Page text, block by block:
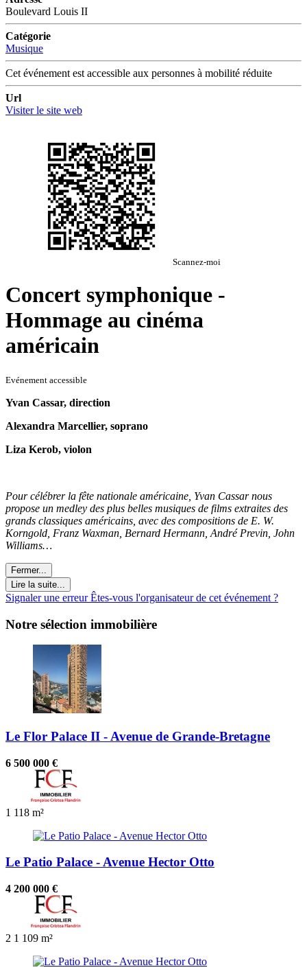
Boulevard Louis II
Catégorie
Musique
Cet événement est accessible aux personnes à mobilité réduite
Url
Visiter le site web
Scannez-moi
Concert symphonique -
Hommage au cinéma
américain
Evénement accessible
Yvan Cassar, direction
Alexandra Marcellier, soprano
Liza Kerob, violon
Pour célébrer la fête nationale américaine, Yvan Cassar nous
propose un medley des plus belles musiques de films extraites des
grands classiques américains, avec des compositions de E. W.
Korngold, Franz Waxman, Bernard Hermann, André Previn, John
Williams…
Fermer...
Lire la suite...
Signaler une erreurÊtes-vous l'organisateur de cet événement ?
Notre sélection immobilière
Le Flor Palace II - Avenue de Grande-Bretagne
6 500 000 €
1 118 m²
Le Patio Palace - Avenue Hector Otto
4 200 000 €
2 1 109 m²